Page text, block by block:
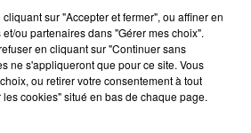
sur "Accepter et fermer", ou affiner en
ou partenaires dans "Gérer mes choix".
en cliquant sur "Continuer sans
ne s'appliqueront que pour ce site. Vous
ou retirer votre consentement à tout
cookies" situé en bas de chaque page.